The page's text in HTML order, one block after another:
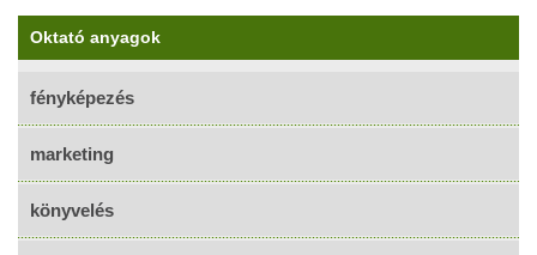
Oktató anyagok
fényképezés
marketing
könyvelés